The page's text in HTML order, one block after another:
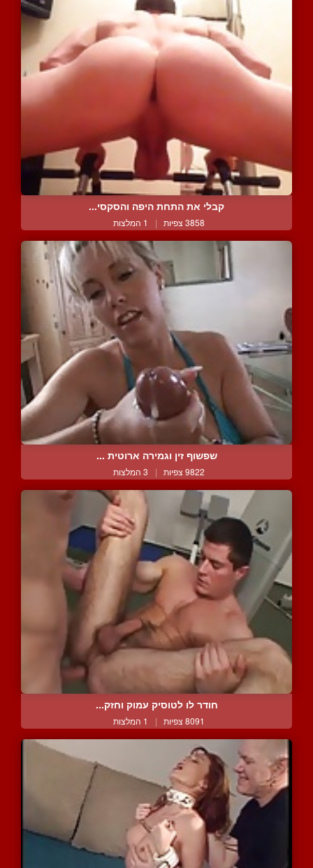
קבלי את התחת היפה והסקסי...
3858 צפיות | 1 המלצות
שפשוף זין וגמירה ארוטית ...
9822 צפיות | 3 המלצות
חודר לו לטוסיק עמוק וחזק...
8091 צפיות | 1 המלצות